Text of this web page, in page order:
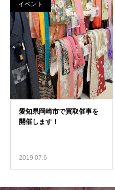
イベント
2019.07.6